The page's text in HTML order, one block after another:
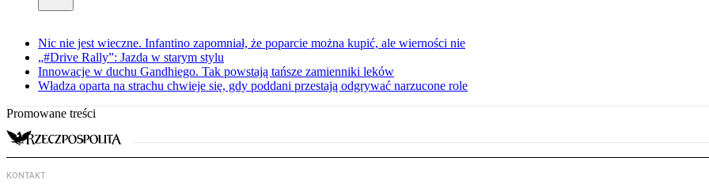
Nic nie jest wieczne. Infantino zapomniał, że poparcie można kupić, ale wierności nie
„#Drive Rally”: Jazda w starym stylu
Innowacje w duchu Gandhiego. Tak powstają tańsze zamienniki leków
Władza oparta na strachu chwieje się, gdy poddani przestają odgrywać narzucone role
Promowane treści
KONTAKT